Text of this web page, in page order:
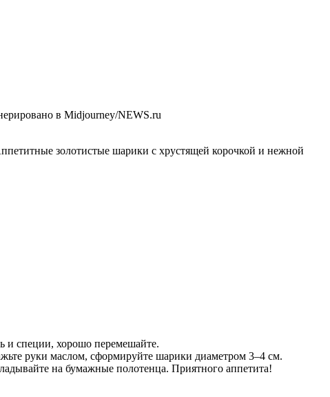
в Midjourney/NEWS.ru
золотистые шарики с хрустящей корочкой и нежной
и специи, хорошо перемешайте.
руки маслом, сформируйте шарики диаметром 3–4 см.
на бумажные полотенца. Приятного аппетита!